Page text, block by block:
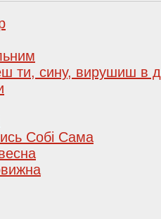
ти, сину, вирушиш в
Собі Сама